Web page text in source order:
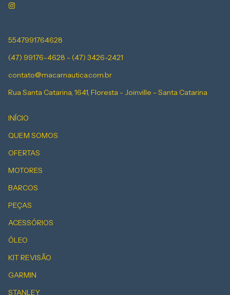
5547991764628
(47) 99176-4628 - (47) 3426-2421
contato@macarnautica.com.br
Rua Santa Catarina, 1641, Floresta - Joinville - Santa Catarina
INÍCIO
QUEM SOMOS
OFERTAS
MOTORES
BARCOS
PEÇAS
ACESSÓRIOS
ÓLEO
KIT REVISÃO
GARMIN
STANLEY